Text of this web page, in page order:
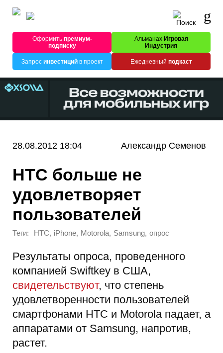
Оформитьпремиум-
подписку
Альманах Игровая
Индустрия
Запрос инвестицийв проект Ежедневный подкаст
28.08.2012 18:04 Александр Семенов
HTC больше не
удовлетворяет
пользователей
Теги: HTC, iPhone, Motorola, Samsung, опрос
Результаты опроса, проведенного
компанией Swiftkey в США,
свидетельствуют, что степень
удовлетворенности пользователей
смартфонами HTC и Motorola падает, а
аппаратами от Samsung, напротив,
растет.